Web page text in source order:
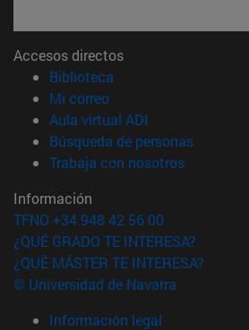
Accesos directos
Biblioteca
Mi correo(abre en nueva
Aula virtual ADI
Búsqueda de personas(abre en
Trabaja con nosotros(abre en
Información
TFNO +34 948 42 56 00
¿QUÉ GRADO TE INTERESA?
¿QUÉ MÁSTER TE INTERESA?
© Universidad de Navarra
Información legal